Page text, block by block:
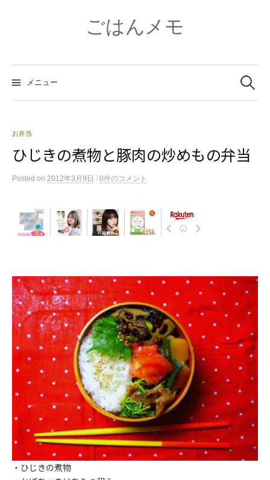
ス
キ
プ
ごはんメモ
メニュー
索:
お弁当
ひじきの煮物と豚肉の炒めもの弁当
Posted on 2012年3月9日 / 0件のコメント
・ひじきの煮物